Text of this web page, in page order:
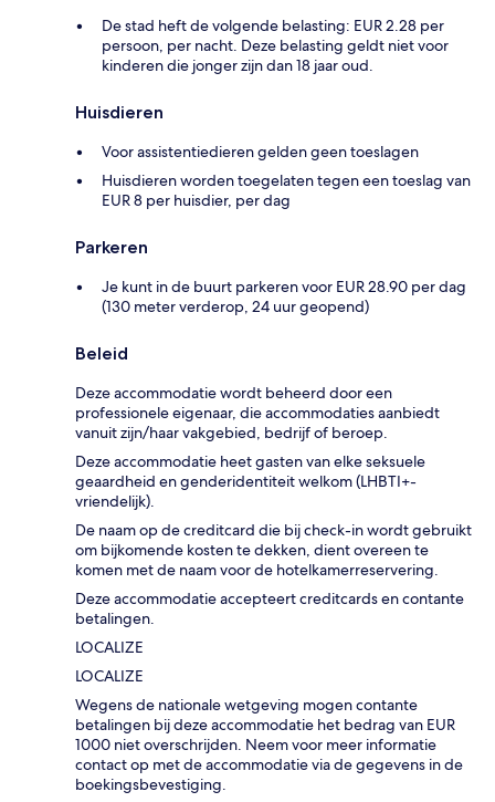
De stad heft de volgende belasting: EUR 2.28 per
persoon, per nacht. Deze belasting geldt niet voor
kinderen die jonger zijn dan 18 jaar oud.
Huisdieren
Voor assistentiedieren gelden geen toeslagen
Huisdieren worden toegelaten tegen een toeslag van
EUR 8 per huisdier, per dag
Parkeren
Je kunt in de buurt parkeren voor EUR 28.90 per dag
(130 meter verderop, 24 uur geopend)
Beleid
Deze accommodatie wordt beheerd door een
professionele eigenaar, die accommodaties aanbiedt
vanuit zijn/haar vakgebied, bedrijf of beroep.
Deze accommodatie heet gasten van elke seksuele
geaardheid en genderidentiteit welkom (LHBTI+-
vriendelijk).
De naam op de creditcard die bij check-in wordt gebruikt
om bijkomende kosten te dekken, dient overeen te
komen met de naam voor de hotelkamerreservering.
Deze accommodatie accepteert creditcards en contante
betalingen.
LOCALIZE
LOCALIZE
Wegens de nationale wetgeving mogen contante
betalingen bij deze accommodatie het bedrag van EUR
1000 niet overschrijden. Neem voor meer informatie
contact op met de accommodatie via de gegevens in de
boekingsbevestiging.